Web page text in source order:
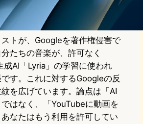
トが、Googleを著作権侵害で
たちの音楽が、許可なく
成AI「Lyria」の学習に使われ
す。これに対するGoogleの反
を広げています。論点は「AI
はなく、「YouTubeに動画を
なたはもう利用を許可してい